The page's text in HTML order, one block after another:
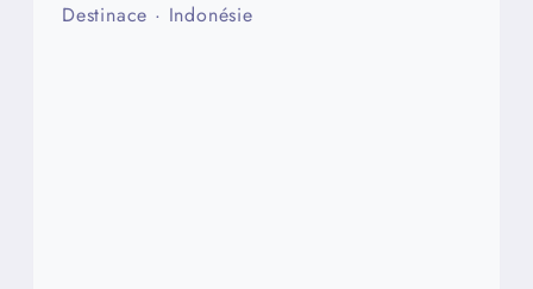
Destinace · Indonésie